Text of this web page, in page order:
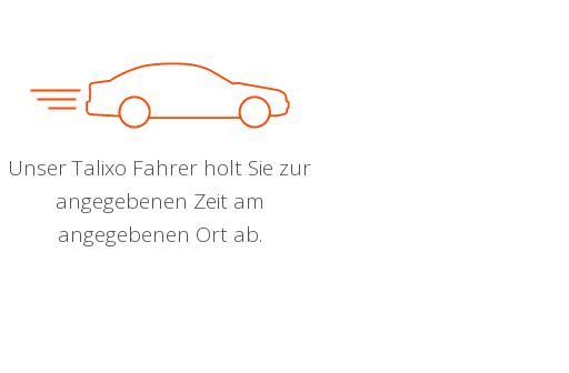
Unser Talixo Fahrer holt Sie zur
angegebenen Zeit am
angegebenen Ort ab.